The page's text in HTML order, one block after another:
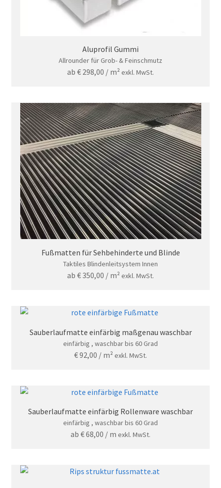
Aluprofil Gummi
Allrounder für Grob- & Feinschmutz
ab € 298,00 / m² exkl. MwSt.
Fußmatten für Sehbehinderte und Blinde
Taktiles Blindenleitsystem Innen
ab € 350,00 / m² exkl. MwSt.
Sauberlaufmatte einfärbig maßgenau waschbar
einfärbig , waschbar bis 60 Grad
€92,00 / m² exkl. MwSt.
Sauberlaufmatte einfärbig Rollenware waschbar
einfärbig , waschbar bis 60 Grad
ab €68,00 / m exkl. MwSt.